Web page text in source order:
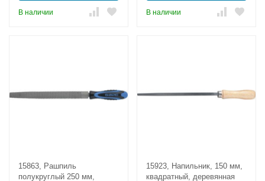
В наличии В наличии
15863, Рашпиль
полукруглый 250 мм,
15923, Напильник, 150 мм,
квадратный, деревянная